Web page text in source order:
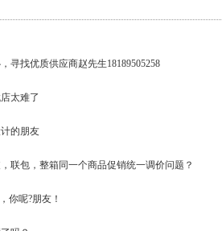
寻找优质供应商赵先生18189505258
太难了
的朋友
联包，整箱同一个商品促销统一调价问题？
你呢?朋友！